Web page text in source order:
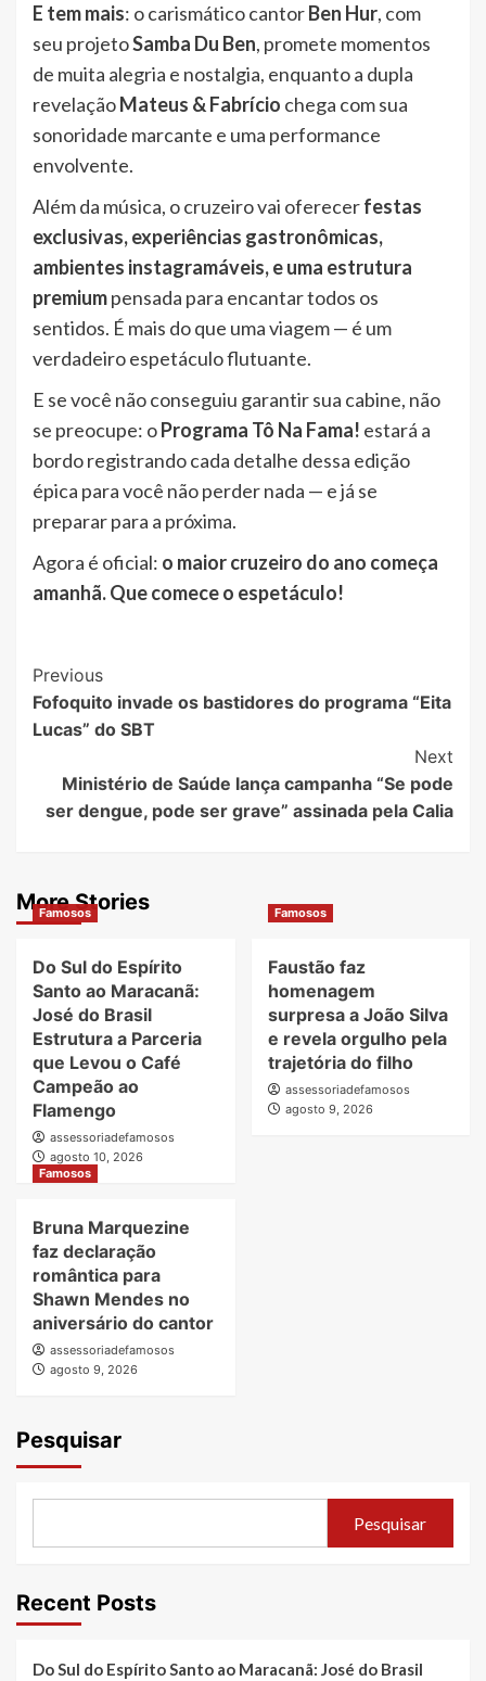
E tem mais: o carismático cantorBen Hur, com
seu projetoSamba Du Ben, promete momentos
de muita alegria e nostalgia, enquanto a dupla
revelaçãoMateus & Fabrício chega com sua
sonoridade marcante e uma performance
envolvente.
Além da música, o cruzeiro vai oferecerfestas
exclusivas, experiências gastronômicas,
ambientes instagramáveis, e uma estrutura
premiumpensada para encantar todos os
sentidos. É mais do que uma viagem — é um
verdadeiro espetáculo flutuante.
E se você não conseguiu garantir sua cabine, não
se preocupe: oPrograma Tô Na Fama! estará a
bordo registrando cada detalhe dessa edição
épica para você não perder nada — e já se
preparar para a próxima.
Agora é oficial: o maior cruzeiro do ano começa
amanhã. Que comece o espetáculo!
Post
Navigation
Previous
Fofoquito invade os bastidores do programa “Eita
Lucas” do SBT
Next
Ministério de Saúde lança campanha “Se pode
ser dengue, pode ser grave” assinada pela Calia
More Stories
Famosos
Do Sul do Espírito
Santo ao Maracanã:
José do Brasil
Estrutura a Parceria
que Levou o Café
Campeão ao
Flamengo
assessoriadefamosos
agosto 10, 2026
Famosos
Faustão faz
homenagem
surpresa a João Silva
e revela orgulho pela
trajetória do filho
assessoriadefamosos
agosto 9, 2026
Famosos
Bruna Marquezine
faz declaração
romântica para
Shawn Mendes no
aniversário do cantor
assessoriadefamosos
agosto 9, 2026
Pesquisar
Pesquisar
Recent Posts
Do Sul do Espírito Santo ao Maracanã: José do Brasil